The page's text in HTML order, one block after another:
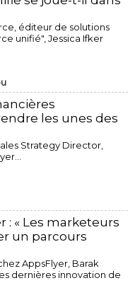
éditeur de solutions
unifié", Jessica Ifker
les unes des
Strategy Director,
: « Les marketeurs
un parcours
AppsFlyer, ​Barak
dernières innovation de